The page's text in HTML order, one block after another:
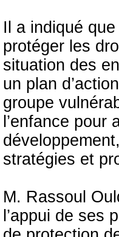
Il a indiqué
protéger les
situation des
un plan
groupe
l’enfance
stratégies et
M. Rassoul
l’appui de ses